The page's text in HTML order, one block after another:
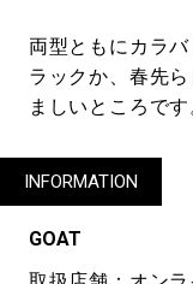
両型ともにカラ
ラックか、春先
ましいところです
INFORMATION
GOAT